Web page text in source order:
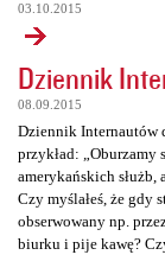
03.10.2015
Dziennik
08.09.2015
Dziennik Internautów
przykład: „Oburzamy
amerykańskich
Czy myślałeś, że gdy
obserwowany np.
biurku i pije kawę?